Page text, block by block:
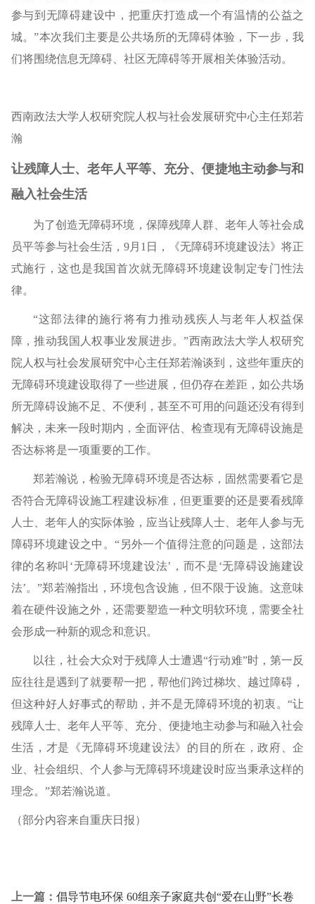
参与到无障碍建设中，把重庆打造成一个有温情的公益之
城。”本次我们主要是公共场所的无障碍体验，下一步，我
们将围绕信息无障碍、社区无障碍等开展相关体验活动。
西南政法大学人权研究院人权与社会发展研究中心主任郑若
瀚
让残障人士、老年人平等、充分、便捷地主动参与和
融入社会生活
为了创造无障碍环境，保障残障人群、老年人等社会成
员平等参与社会生活，9月1日，《无障碍环境建设法》将正
式施行，这也是我国首次就无障碍环境建设制定专门性法
律。
“这部法律的施行将有力推动残疾人与老年人权益保
障，推动我国人权事业发展进步。”西南政法大学人权研究
院人权与社会发展研究中心主任郑若瀚谈到，这些年重庆的
无障碍环境建设取得了一些进展，但仍存在差距，如公共场
所无障碍设施不足、不便利，甚至不可用的问题还没有得到
解决，未来一段时期内，全面评估、检查现有无障碍设施是
否达标将是一项重要的工作。
郑若瀚说，检验无障碍环境是否达标，固然需要看它是
否符合无障碍设施工程建设标准，但更重要的还是要看残障
人士、老年人的实际体验，应当让残障人士、老年人参与无
障碍环境建设之中。“另外一个值得注意的问题是，这部法
律的名称叫‘无障碍环境建设法’，而不是‘无障碍设施建设
法’。”郑若瀚指出，环境包含设施，但不限于设施。这意味
着在硬件设施之外，还需要塑造一种文明软环境，需要全社
会形成一种新的观念和意识。
以往，社会大众对于残障人士遭遇“行动难”时，第一反
应往往是遇到了就要帮一把，帮他们跨过梯坎、越过障碍，
但这种好人好事式的帮助，并不是无障碍环境的初衷。“让
残障人士、老年人平等、充分、便捷地主动参与和融入社会
生活，才是《无障碍环境建设法》的目的所在，政府、企
业、社会组织、个人参与无障碍环境建设时应当秉承这样的
理念。”郑若瀚说道。
（部分内容来自重庆日报）
上一篇： 倡导节电环保 60组亲子家庭共创“爱在山野”长卷